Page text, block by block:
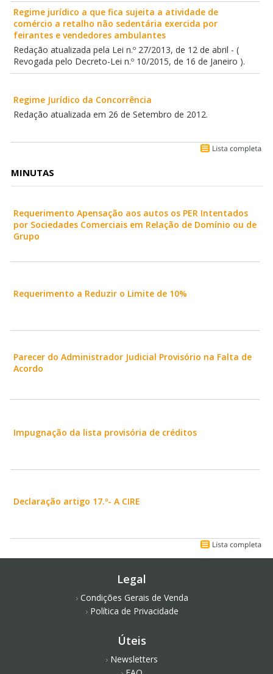
Regime jurídico a que fica sujeita a atividade de
comércio a retalho não sedentária exercida por
feirantes e vendedores ambulantes
Redação atualizada pela Lei n.º 27/2013, de 12 de abril - (
Revogada pelo Decreto-Lei n.º 10/2015, de 16 de Janeiro ).
Regime Jurídico da Concorrência
Redação atualizada em 26 de Setembro de 2012.
MINUTAS
Requerimento Apensação aos autos os PER Intentados
por Sociedades Comerciais em Relação de Domínio ou de
Grupo
Requerimento a Reduzir o Limite de 10%
Parecer do Administrador Judicial Provisório na Falta de
Acordo
Impugnação da lista provisória de créditos
Declaração artigo 17.º- A CIRE
Legal
Condições Gerais de Venda
Política de Privacidade
Úteis
Newsletters